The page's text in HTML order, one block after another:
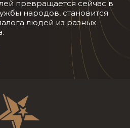
превращается сейчас в
народов, становится
людей из разных